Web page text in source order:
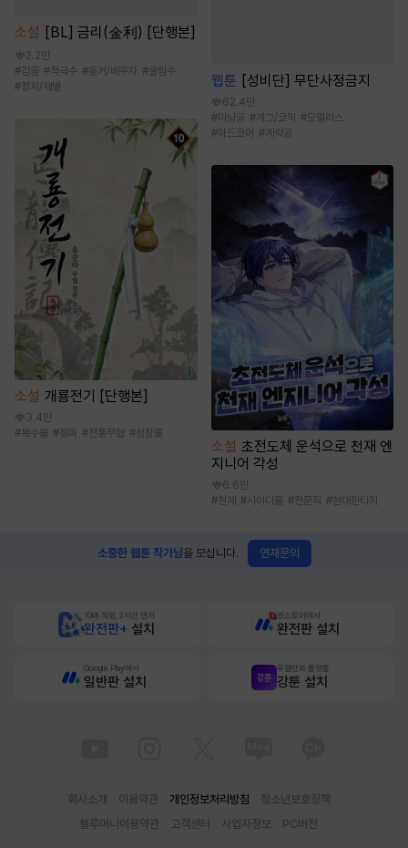
소설 [BL] 금리(金利) [단행본]
2.2만
#강공 #적극수 #동거/배우자 #굴림수
#정치/재벌
소설 개룡전기 [단행본]
3.4만
#복수물 #정파 #전통무협 #성장물
웹툰 [성비단] 무단사정금지
62.4만
#미남공 #개그/코믹 #모럴리스
#하드코어 #계략공
소설 초전도체 운석으로 천재 엔
지니어 각성
6.6만
#천재 #사이다물 #전문직 #현대판타지
소중한 웹툰 작가님을 모십니다. 연재문의
10배 적립, 2시간 먼저
완전판+ 설치
원스토어에서
완전판 설치
Google Play에서
일반판 설치
무협만화 플랫폼
강툰 설치
회사소개 이용약관 개인정보처리방침
청소년보호정책
블루머니이용약관
고객센터 사업자정보 PC버전